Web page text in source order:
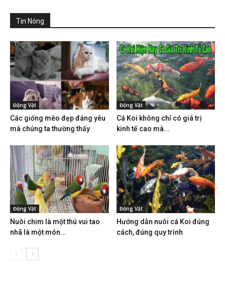
Tin Nóng
Động Vật
Các giống mèo đẹp đáng yêu
mà chúng ta thường thấy
Động Vật
Cá Koi không chỉ có giá trị
kinh tế cao mà...
Động Vật
Nuôi chim là một thú vui tao
nhã là một món...
Động Vật
Hướng dẫn nuôi cá Koi đúng
cách, đúng quy trình